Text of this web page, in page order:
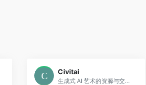
Civitai
生成式 AI 艺术的资源与交流平台，它不仅是模型库，更是创作者社区和灵感孵化器。